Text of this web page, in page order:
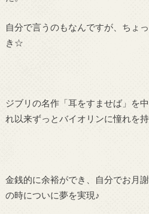
自分で言うのもなんですが、ちょ
き☆
ジブリの名作「耳をすませば」を
れ以来ずっとバイオリンに憧れを持
金銭的に余裕ができ、自分でお月
の時についに夢を実現♪